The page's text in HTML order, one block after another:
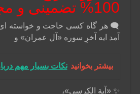
100% تضمینی و مجرب
🗨 هر گاه کسی حاجت و خواسته اى
آمد ایه آخرِ سوره «آل عمران» و‌
بیشتر بخوانید نکات بسیار مهم
✨ «آية الكرسى»،